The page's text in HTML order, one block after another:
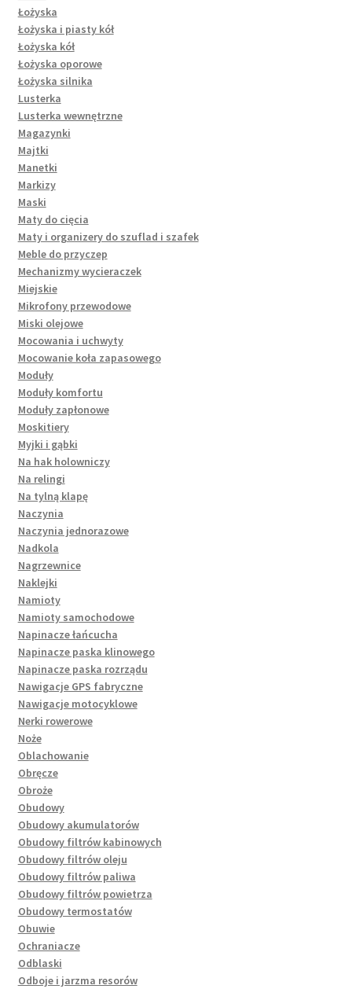
Łożyska
Łożyska i piasty kół
Łożyska kół
Łożyska oporowe
Łożyska silnika
Lusterka
Lusterka wewnętrzne
Magazynki
Majtki
Manetki
Markizy
Maski
Maty do cięcia
Maty i organizery do szuflad i szafek
Meble do przyczep
Mechanizmy wycieraczek
Miejskie
Mikrofony przewodowe
Miski olejowe
Mocowania i uchwyty
Mocowanie koła zapasowego
Moduły
Moduły komfortu
Moduły zapłonowe
Moskitiery
Myjki i gąbki
Na hak holowniczy
Na relingi
Na tylną klapę
Naczynia
Naczynia jednorazowe
Nadkola
Nagrzewnice
Naklejki
Namioty
Namioty samochodowe
Napinacze łańcucha
Napinacze paska klinowego
Napinacze paska rozrządu
Nawigacje GPS fabryczne
Nawigacje motocyklowe
Nerki rowerowe
Noże
Oblachowanie
Obręcze
Obroże
Obudowy
Obudowy akumulatorów
Obudowy filtrów kabinowych
Obudowy filtrów oleju
Obudowy filtrów paliwa
Obudowy filtrów powietrza
Obudowy termostatów
Obuwie
Ochraniacze
Odblaski
Odboje i jarzma resorów